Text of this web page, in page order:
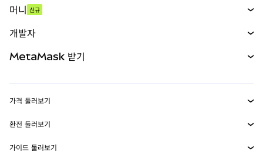
무기한 선물
실물자산
머니 신규
개발자
MetaMask Connect
Snaps
MetaMask 받기
보안
가격 둘러보기
이더리움 가격
솔라나 가격
환전 둘러보기
ETH를 USD로 환전
가이드 둘러보기